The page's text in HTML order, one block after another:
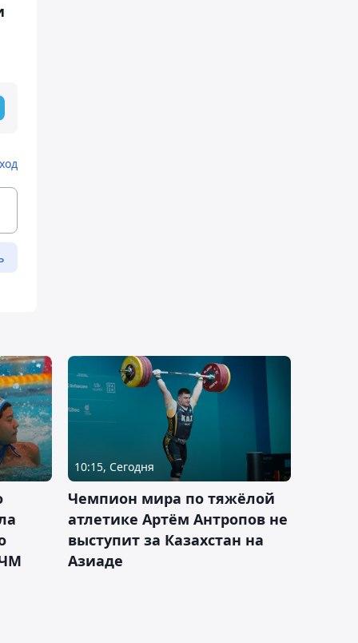
10:15, Сегодня
Чемпион мира по тяжёлой
атлетике Артём Антропов не
выступит за Казахстан на
Азиаде